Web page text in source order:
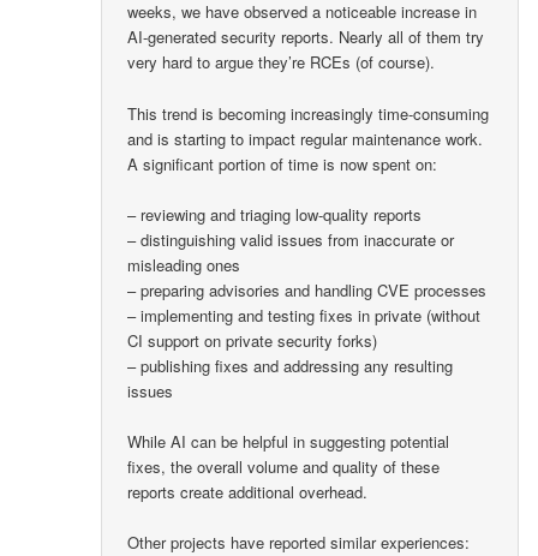
weeks, we have observed a noticeable increase in
AI-generated security reports. Nearly all of them try
very hard to argue they’re RCEs (of course).
This trend is becoming increasingly time-consuming
and is starting to impact regular maintenance work.
A significant portion of time is now spent on:
– reviewing and triaging low-quality reports
– distinguishing valid issues from inaccurate or
misleading ones
– preparing advisories and handling CVE processes
– implementing and testing fixes in private (without
CI support on private security forks)
– publishing fixes and addressing any resulting
issues
While AI can be helpful in suggesting potential
fixes, the overall volume and quality of these
reports create additional overhead.
Other projects have reported similar experiences: